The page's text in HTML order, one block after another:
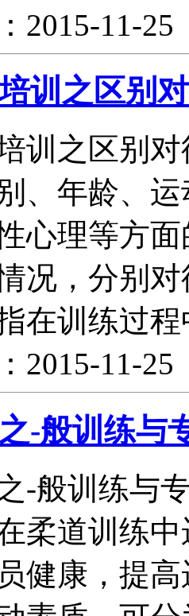
2015-11-
训之区别
训之区别
、年龄、
心理等方
况，分别
在训练过
2015-11-
-般训练与
-般训练与
柔道训练
健康，提